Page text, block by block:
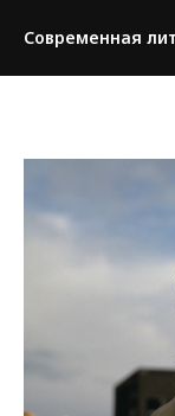
Современная